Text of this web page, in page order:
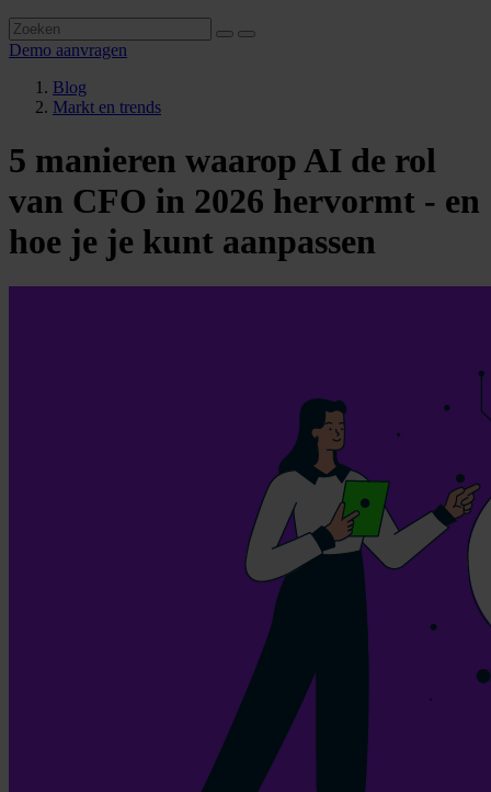
Demo aanvragen
Blog
Markt en trends
5 manieren waarop AI de rol
van CFO in 2026 hervormt - en
hoe je je kunt aanpassen